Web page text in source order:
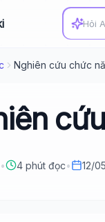
Nghiên cứu chức
• 4 phút đọc• 12/